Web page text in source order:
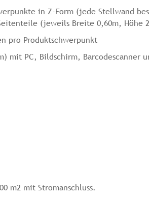
in Z-Form (jede Stellwand
(jeweils Breite 0,60m, Höhe
pro Produktschwerpunkt
mit PC, Bildschirm, Barcodescanner
m2 mit Stromanschluss.